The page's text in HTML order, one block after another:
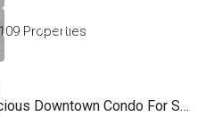
109 Properties
COP
Invest In Medellín: Spacious Downtown Condo For Sale